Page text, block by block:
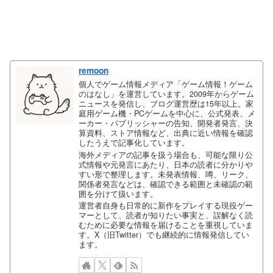
remoon
個人でゲーム情報メディア「ゲーム情報！ゲーム
のはなし」を運営しています。2009年からゲーム
ニュースを発信し、ブログ運営歴は15年以上。家
庭用ゲーム機・PCゲームを中心に、公式発表、メ
ーカー・パブリッシャーの告知、開発者発言、決
算資料、ストア情報など、出典に近い情報を確認
したうえで記事化しています。
海外メディアの記事を扱う場合も、可能な限り公
式情報や元発言にあたり、日本の読者に分かりや
すい形で整理します。未発表情報、噂、リーク、
関係者発言などは、確認できる範囲と未確認の範
囲を分けて扱います。
運営者自身も日常的に新作をプレイする現役ゲー
マーとして、読者が知りたい事実と、誤解なく読
むために必要な情報を届けることを重視していま
す。X（旧Twitter）でも継続的に情報発信してい
ます。